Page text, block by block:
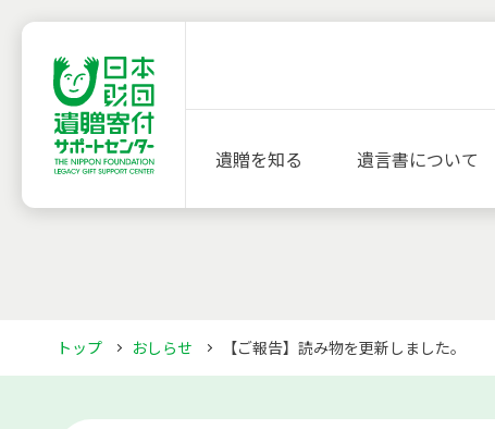
遺贈を知る 遺言書について
トップ おしらせ 【ご報告】読み物を更新しました。